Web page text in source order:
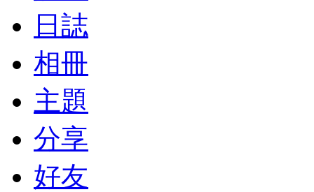
日誌
相冊
主題
分享
好友